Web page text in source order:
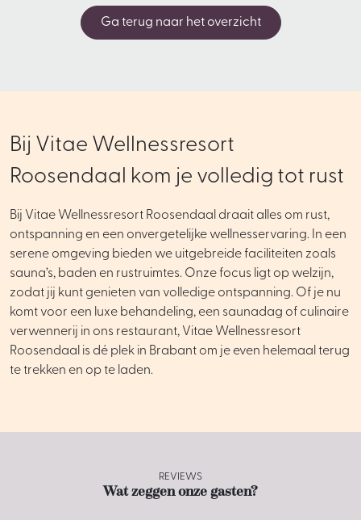
Ga terug naar het overzicht
Bij Vitae Wellnessresort
Roosendaal kom je volledig tot rust
Bij Vitae Wellnessresort Roosendaal draait alles om rust,
ontspanning en een onvergetelijke wellnesservaring. In een
serene omgeving bieden we uitgebreide faciliteiten zoals
sauna’s, baden en rustruimtes. Onze focus ligt op welzijn,
zodat jij kunt genieten van volledige ontspanning. Of je nu
komt voor een luxe behandeling, een saunadag of culinaire
verwennerij in ons restaurant, Vitae Wellnessresort
Roosendaal is dé plek in Brabant om je even helemaal terug
te trekken en op te laden.
REVIEWS
Wat zeggen onze gasten?